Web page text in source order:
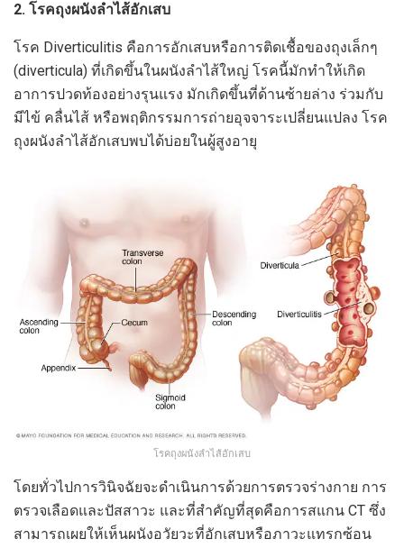
2. โรคถุงผนังลำไส้อักเสบ
โรค Diverticulitis คือการอักเสบหรือการติดเชื้อของถุงเล็กๆ
(diverticula) ที่เกิดขึ้นในผนังลำไส้ใหญ่ โรคนี้มักทำให้เกิด
อาการปวดท้องอย่างรุนแรง มักเกิดขึ้นที่ด้านซ้ายล่าง ร่วมกับ
มีไข้ คลื่นไส้ หรือพฤติกรรมการถ่ายอุจจาระเปลี่ยนแปลง โรค
ถุงผนังลำไส้อักเสบพบได้บ่อยในผู้สูงอายุ
โรคถุงผนังลำไส้อักเสบ
โดยทั่วไปการวินิจฉัยจะดำเนินการด้วยการตรวจร่างกาย การ
ตรวจเลือดและปัสสาวะ และที่สำคัญที่สุดคือการสแกน CT ซึ่ง
สามารถเผยให้เห็นผนังอวัยวะที่อักเสบหรือภาวะแทรกซ้อน